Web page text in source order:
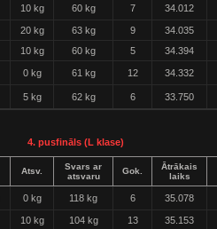
10 kg 60 kg 7 34.012
20 kg 63 kg 9 34.035
10 kg 60 kg 5 34.394
0 kg 61 kg 12 34.332
5 kg 62 kg 6 33.750
4. pusfināls (L klase)
Atsv.
Svars ar
atsvaru
Gok.
Ātrākais
laiks
0 kg 118 kg 6 35.078
10 kg 104 kg 13 35.153